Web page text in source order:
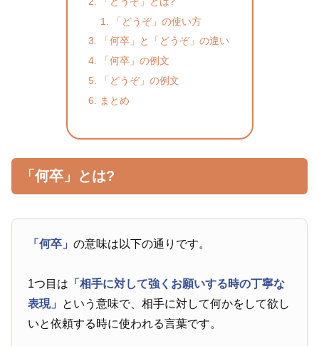
「どうぞ」の使い方
「何卒」と「どうぞ」の違い
「何卒」の例文
「どうぞ」の例文
まとめ
「何卒」とは?
「何卒」の意味は以下の通りです。
1つ目は 「相手に対して強くお願いする時の丁寧な
表現」 という意味で、相手に対して何かをして欲し
いと依頼する時に使われる言葉です。